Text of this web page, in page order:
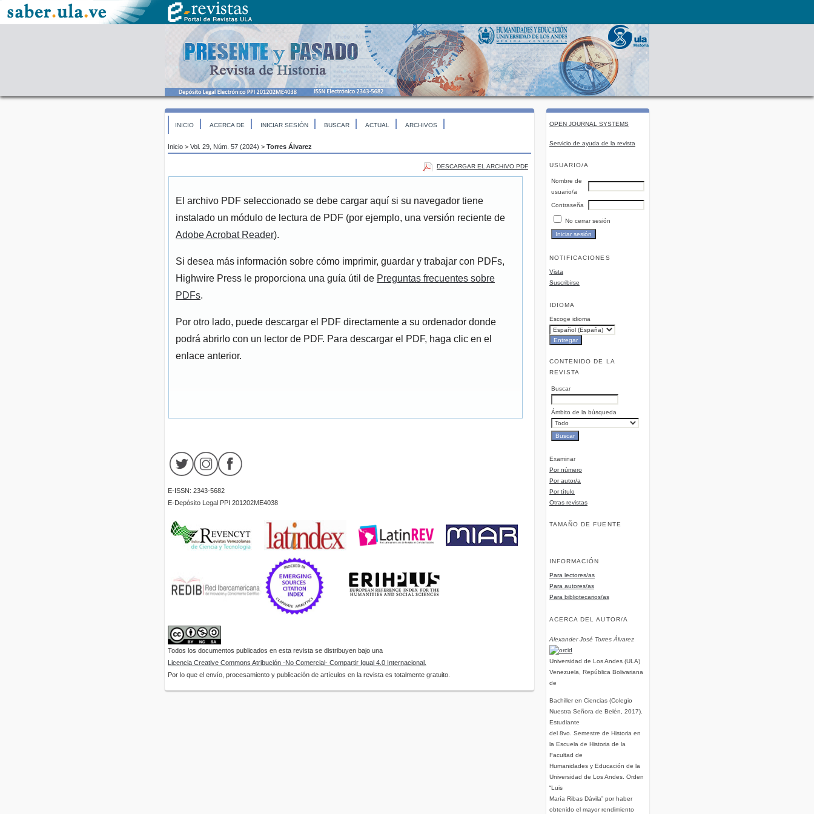
OPEN JOURNAL SYSTEMS
Servicio de ayuda de la revista
USUARIO/A
Nombre de
usuario/a
Contraseña
No cerrar sesión
NOTIFICACIONES
Vista
Suscribirse
IDIOMA
Escoge idioma
CONTENIDO DE LA
REVISTA
Buscar
Ámbito de la búsqueda
Examinar
Por número
Por autor/a
Por título
Otras revistas
TAMAÑO DE FUENTE
INFORMACIÓN
Para lectores/as
Para autores/as
Para bibliotecarios/as
ACERCA DEL AUTOR/A
Alexander José Torres Álvarez
Universidad de Los Andes (ULA)
Venezuela, República Bolivariana
de
Bachiller en Ciencias (Colegio
Nuestra Señora de Belén, 2017).
Estudiante
del 8vo. Semestre de Historia en
la Escuela de Historia de la
Facultad de
Humanidades y Educación de la
Universidad de Los Andes. Orden
“Luis
María Ribas Dávila” por haber
obtenido el mayor rendimiento
INICIO ACERCA DE INICIAR SESIÓN BUSCAR ACTUAL ARCHIVOS
Inicio > Vol. 29, Núm. 57 (2024) > Torres Álvarez
DESCARGAR EL ARCHIVO PDF
El archivo PDF seleccionado se debe cargar aquí si su navegador tiene
instalado un módulo de lectura de PDF (por ejemplo, una versión reciente de
Adobe Acrobat Reader).
Si desea más información sobre cómo imprimir, guardar y trabajar con PDFs,
Highwire Press le proporciona una guía útil de Preguntas frecuentes sobre
PDFs.
Por otro lado, puede descargar el PDF directamente a su ordenador donde
podrá abrirlo con un lector de PDF. Para descargar el PDF, haga clic en el
enlace anterior.
E-ISSN: 2343-5682
E-Depósito Legal PPI 201202ME4038
Todos los documentos publicados en esta revista se distribuyen bajo una
Licencia Creative Commons Atribución -No Comercial- Compartir Igual 4.0 Internacional.
Por lo que el envío, procesamiento y publicación de artículos en la revista es totalmente gratuito.